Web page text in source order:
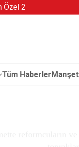
Özel 2
Tüm HaberlerManşet